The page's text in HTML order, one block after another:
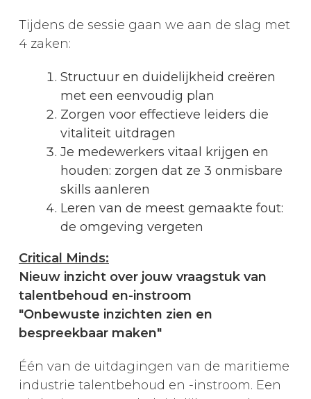
Tijdens de sessie gaan we aan de slag met
4 zaken:
Structuur en duidelijkheid creëren
met een eenvoudig plan
Zorgen voor effectieve leiders die
vitaliteit uitdragen
Je medewerkers vitaal krijgen en
houden: zorgen dat ze 3 onmisbare
skills aanleren
Leren van de meest gemaakte fout:
de omgeving vergeten
Critical Minds:
Nieuw inzicht over jouw vraagstuk van
talentbehoud en-instroom
"Onbewuste inzichten zien en
bespreekbaar maken"
Één van de uitdagingen van de maritieme
industrie talentbehoud en -instroom. Een